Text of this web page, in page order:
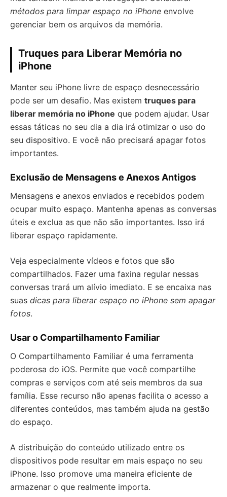
métodos para limpar espaço no iPhone envolve
gerenciar bem os arquivos da memória.
Truques para Liberar Memória no
iPhone
Manter seu iPhone livre de espaço desnecessário
pode ser um desafio. Mas existem truques para
liberar memória no iPhone que podem ajudar. Usar
essas táticas no seu dia a dia irá otimizar o uso do
seu dispositivo. E você não precisará apagar fotos
importantes.
Exclusão de Mensagens e Anexos Antigos
Mensagens e anexos enviados e recebidos podem
ocupar muito espaço. Mantenha apenas as conversas
úteis e exclua as que não são importantes. Isso irá
liberar espaço rapidamente.
Veja especialmente vídeos e fotos que são
compartilhados. Fazer uma faxina regular nessas
conversas trará um alívio imediato. E se encaixa nas
suas dicas para liberar espaço no iPhone sem apagar
fotos.
Usar o Compartilhamento Familiar
O Compartilhamento Familiar é uma ferramenta
poderosa do iOS. Permite que você compartilhe
compras e serviços com até seis membros da sua
família. Esse recurso não apenas facilita o acesso a
diferentes conteúdos, mas também ajuda na gestão
do espaço.
A distribuição do conteúdo utilizado entre os
dispositivos pode resultar em mais espaço no seu
iPhone. Isso promove uma maneira eficiente de
armazenar o que realmente importa.